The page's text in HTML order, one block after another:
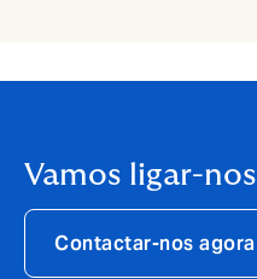
Vamos ligar-nos
Contactar-nos agora